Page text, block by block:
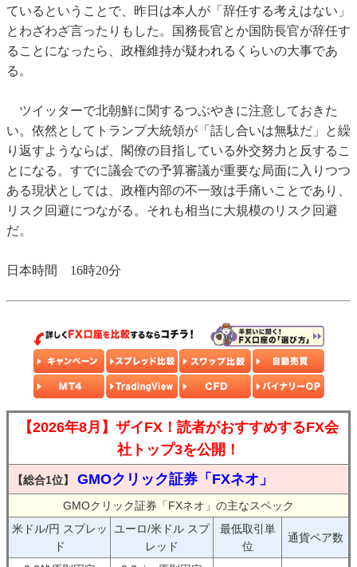
ているということで、昨日は本人が「辞任する考えはない」
とわざわざ言ったりもした。国務長官とか国防長官が辞任す
ることになったら、政権維持が疑われるくらいの大事であ
る。
ツイッターで北朝鮮に関するつぶやきに注意しておきた
い。依然としてトランプ大統領が「話し合いは無駄だ」と繰
り返すようならば、閣僚の目指している外交努力と反するこ
とになる。すでに議会での予算審議が重要な局面に入りつつ
ある現状としては、政権内部の不一致は手痛いことであり、
リスク回避につながる。それも相当に大規模のリスク回避
だ。
日本時間 16時20分
【2026年8月】ザイFX！読者がおすすめするFX会
社トップ3を公開！
【総合1位】 GMOクリック証券「FXネオ」
GMOクリック証券「FXネオ」の主なスペック
米ドル/円 スプレッ
ド
ユーロ/米ドル スプ
レッド
最低取引単
位
通貨ペア数